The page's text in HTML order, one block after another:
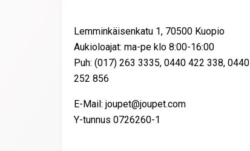
Lemminkäisenkatu 1, 70500 Kuopio
Aukioloajat: ma-pe klo 8:00-16:00
Puh: (017) 263 3335, 0440 422 338, 0440
252 856
E-Mail: joupet@joupet.com
Y-tunnus 0726260-1